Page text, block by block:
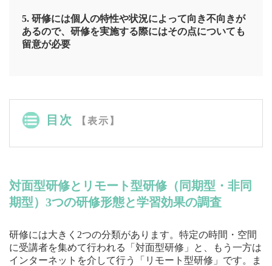
5. 研修には個人の特性や状況によって向き不向きが
あるので、研修を実施する際にはその点についても
留意が必要
目次 【表示】
対面型研修とリモート型研修（同期型・非同
期型）3つの研修形態と学習効果の調査
研修には大きく2つの分類があります。特定の時間・空間
に受講者を集めて行われる「対面型研修」と、もう一方は
インターネットを介して行う「リモート型研修」です。ま